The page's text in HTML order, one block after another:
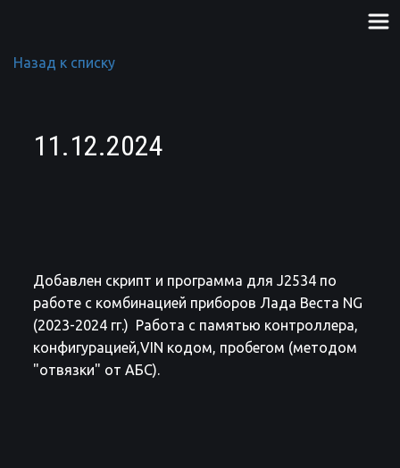
Назад к списку
11.12.2024
Добавлен скрипт и программа для J2534 по
работе с комбинацией приборов Лада Веста NG
(2023-2024 гг.) Работа с памятью контроллера,
конфигурацией,VIN кодом, пробегом (методом
"отвязки" от АБС).